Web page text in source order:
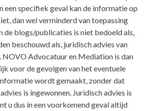
een specifiek geval kan de informatie op
dan wel verminderd van toepassing
de blogs/publicaties is niet bedoeld als,
beschouwd als, juridisch advies van
NOVO Advocatuur en Mediation is dan
voor de gevolgen van het eventuele
wordt gemaakt, zonder dat
is ingewonnen. Juridisch advies is
u dus in een voorkomend geval altijd